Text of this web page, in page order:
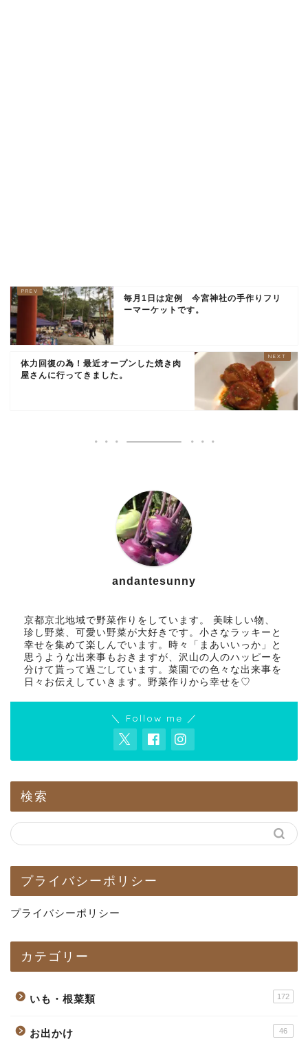
毎月1日は定例 今宮神社の手作りフリ
ーマーケットです。
体力回復の為！最近オープンした焼き肉
屋さんに行ってきました。
andantesunny
京都京北地域で野菜作りをしています。 美味しい物、
珍し野菜、可愛い野菜が大好きです。小さなラッキーと
幸せを集めて楽しんでいます。時々「まあいいっか」と
思うような出来事もおきますが、沢山の人のハッピーを
分けて貰って過ごしています。菜園での色々な出来事を
日々お伝えしていきます。野菜作りから幸せを♡
＼ Follow me ／
検索
プライバシーポリシー
プライバシーポリシー
カテゴリー
いも・根菜類 172
お出かけ 46